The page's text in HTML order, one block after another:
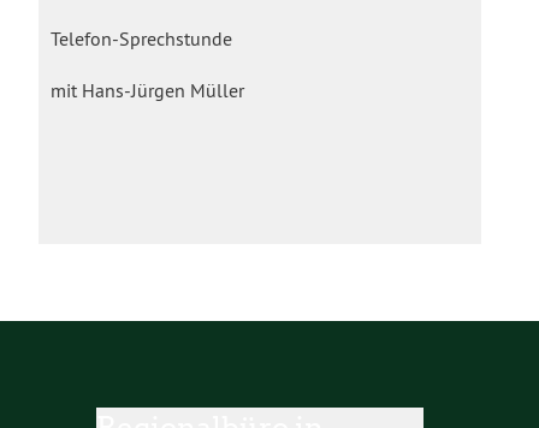
Telefon-Sprechstunde
mit Hans-Jürgen Müller